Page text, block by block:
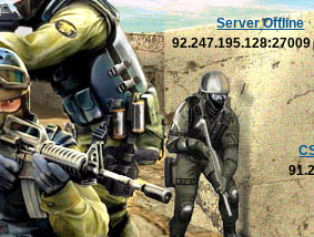
Server Offline
92.247.195.128:27009